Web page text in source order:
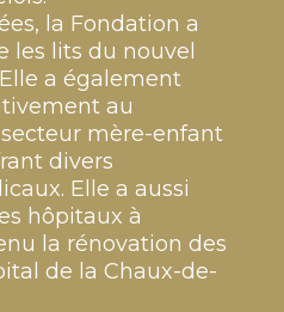
la Fondation a
les lits du nouvel
a également
au
mère-enfant
divers
Elle a aussi
hôpitaux à
la rénovation des
de la Chaux-de-